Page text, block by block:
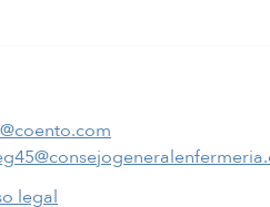
legal